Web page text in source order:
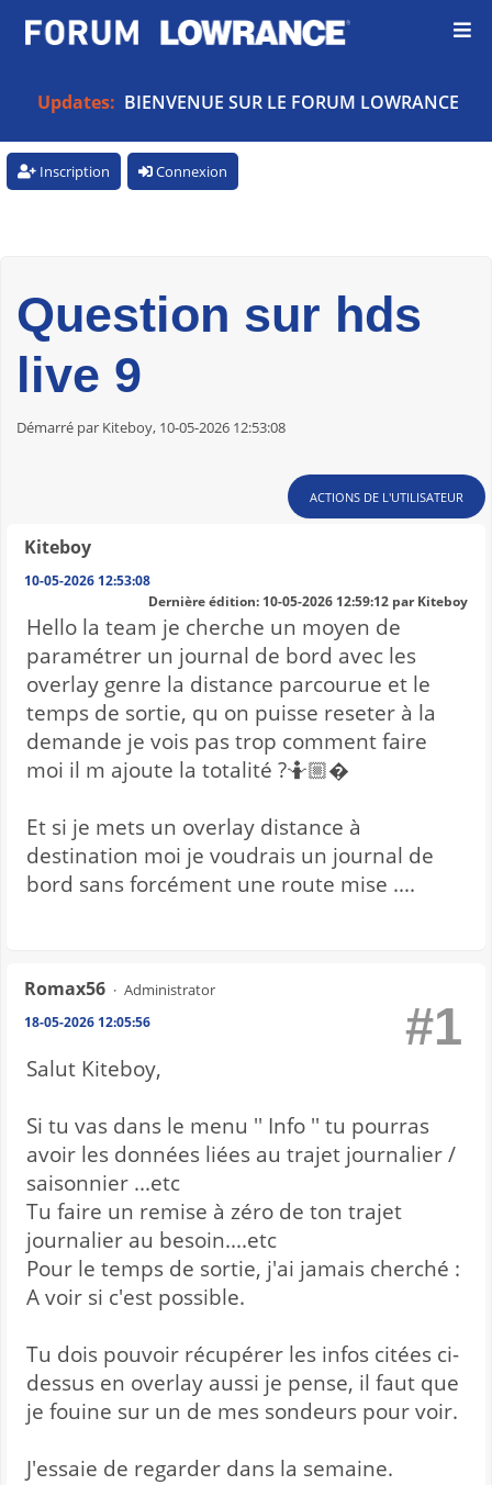
Updates: BIENVENUE SUR LE FORUM LOWRANCE
Inscription Connexion
Question sur hds
live 9
Démarré par Kiteboy, 10-05-2026 12:53:08
ACTIONS DE L'UTILISATEUR
Kiteboy
10-05-2026 12:53:08
Dernière édition: 10-05-2026 12:59:12 par Kiteboy
Hello la team je cherche un moyen de
paramétrer un journal de bord avec les
overlay genre la distance parcourue et le
temps de sortie, qu on puisse reseter à la
demande je vois pas trop comment faire
moi il m ajoute la totalité ?🤷🏼�
Et si je mets un overlay distance à
destination moi je voudrais un journal de
bord sans forcément une route mise ....
Romax56 Administrator
18-05-2026 12:05:56 #1
Salut Kiteboy,
Si tu vas dans le menu '' Info '' tu pourras
avoir les données liées au trajet journalier /
saisonnier ...etc
Tu faire un remise à zéro de ton trajet
journalier au besoin....etc
Pour le temps de sortie, j'ai jamais cherché :
A voir si c'est possible.
Tu dois pouvoir récupérer les infos citées ci-
dessus en overlay aussi je pense, il faut que
je fouine sur un de mes sondeurs pour voir.
J'essaie de regarder dans la semaine.